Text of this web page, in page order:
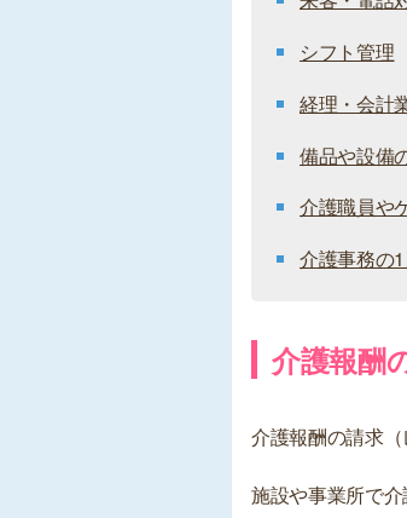
シフト管理
経理・会計
備品や設備
介護職員や
介護事務の
介護報酬
介護報酬の請求
施設や事業所で